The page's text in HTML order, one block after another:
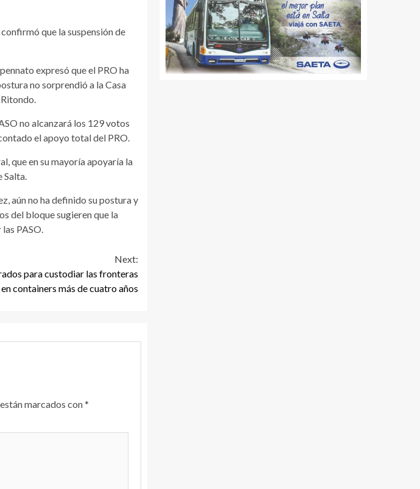
que la suspensión de
expresó que el PRO ha
no sorprendió a la Casa
no alcanzará los 129 votos
el apoyo total del PRO.
que en su mayoría apoyaría la
Salta.
aún no ha definido su postura y
del bloque sugieren que la
PASO.
Next:
para custodiar las fronteras
containers más de cuatro años
marcados con*